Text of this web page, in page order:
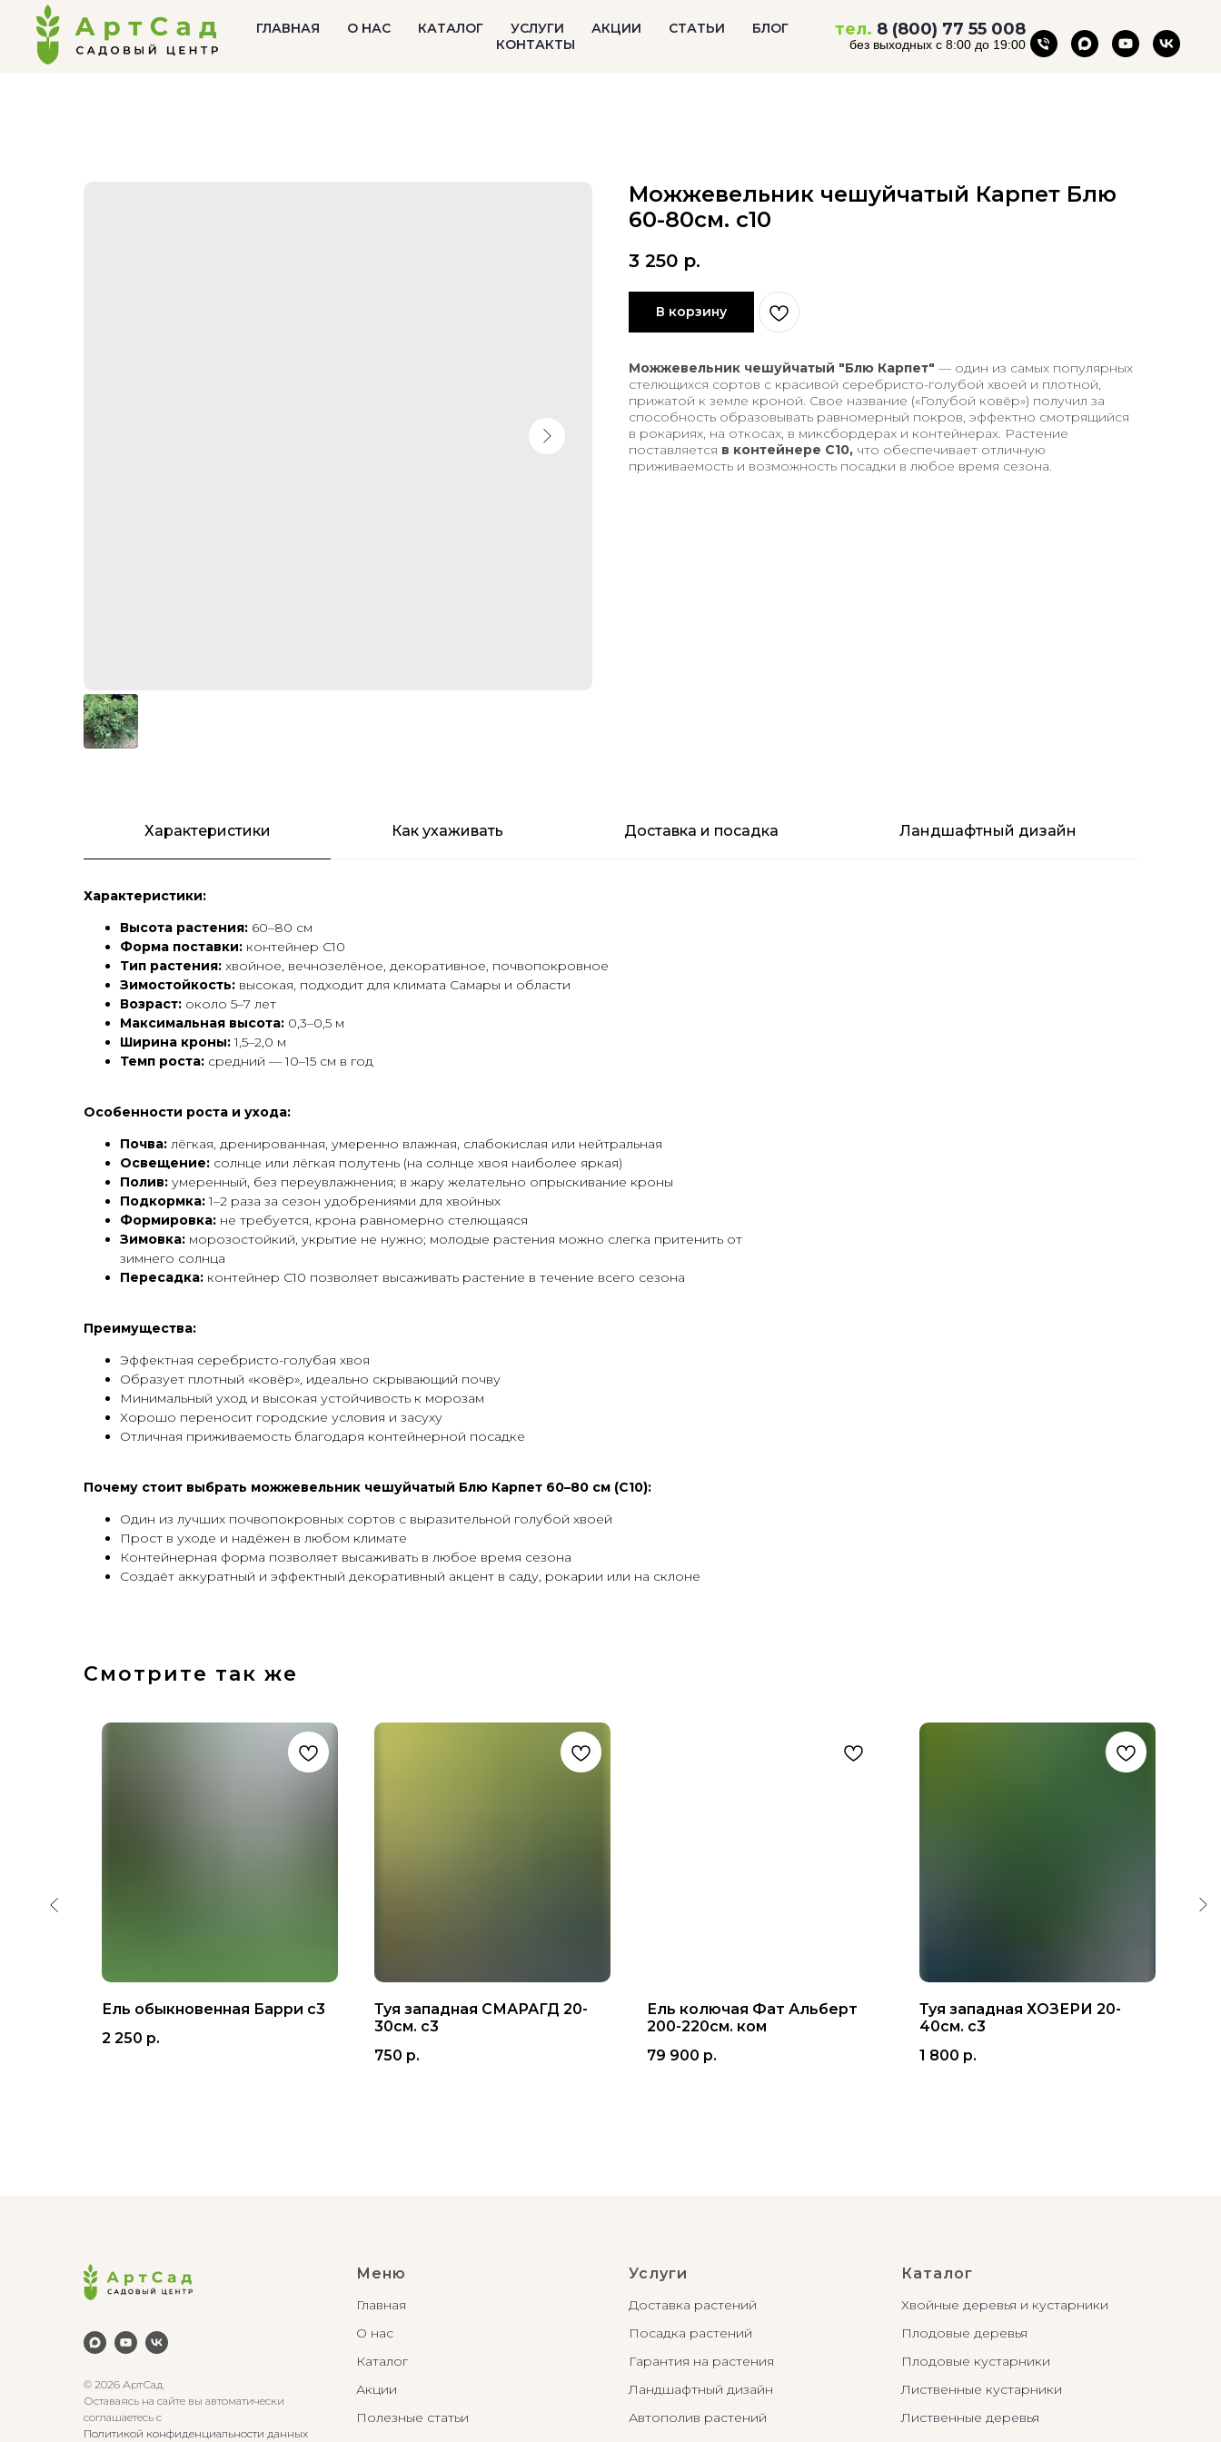
ГЛАВНАЯ О НАС КАТАЛОГ УСЛУГИ АКЦИИ СТАТЬИ
БЛОГ
КОНТАКТЫ
тел. 8 (800) 77 55 008
без выходных с 8:00 до 19:00
Можжевельник чешуйчатый Карпет Блю
60-80см. с10
3 250 р.
В корзину
Можжевельник чешуйчатый "Блю Карпет" — один из самых популярных
стелющихся сортов с красивой серебристо-голубой хвоей и плотной,
прижатой к земле кроной. Свое название («Голубой ковёр») получил за
способность образовывать равномерный покров, эффектно смотрящийся
в рокариях, на откосах, в миксбордерах и контейнерах. Растение
поставляется в контейнере С10, что обеспечивает отличную
приживаемость и возможность посадки в любое время сезона.
Характеристики Как ухаживать Доставка и посадка Ландшафтный дизайн
Характеристики:
Высота растения: 60–80 см
Форма поставки: контейнер С10
Тип растения: хвойное, вечнозелёное, декоративное, почвопокровное
Зимостойкость: высокая, подходит для климата Самары и области
Возраст: около 5–7 лет
Максимальная высота: 0,3–0,5 м
Ширина кроны:1,5–2,0 м
Темп роста: средний — 10–15 см в год
Особенности роста и ухода:
Почва: лёгкая, дренированная, умеренно влажная, слабокислая или нейтральная
Освещение: солнце или лёгкая полутень (на солнце хвоя наиболее яркая)
Полив: умеренный, без переувлажнения; в жару желательно опрыскивание кроны
Подкормка:1–2 раза за сезон удобрениями для хвойных
Формировка: не требуется, крона равномерно стелющаяся
Зимовка: морозостойкий, укрытие не нужно; молодые растения можно слегка притенить от
зимнего солнца
Пересадка: контейнер С10 позволяет высаживать растение в течение всего сезона
Преимущества:
Эффектная серебристо-голубая хвоя
Образует плотный «ковёр», идеально скрывающий почву
Минимальный уход и высокая устойчивость к морозам
Хорошо переносит городские условия и засуху
Отличная приживаемость благодаря контейнерной посадке
Почему стоит выбрать можжевельник чешуйчатый Блю Карпет 60–80 см (С10):
Один из лучших почвопокровных сортов с выразительной голубой хвоей
Прост в уходе и надёжен в любом климате
Контейнерная форма позволяет высаживать в любое время сезона
Создаёт аккуратный и эффектный декоративный акцент в саду, рокарии или на склоне
Смотрите так же
Ель обыкновенная Барри с3
2 250 р.
Туя западная СМАРАГД 20-
30см. с3
750 р.
Ель колючая Фат Альберт
200-220см. ком
79 900 р.
Туя западная ХОЗЕРИ 20-
40см. с3
1 800 р.
© 2026 АртСад
Оставаясь на сайте вы автоматически
соглашаетесь с
Политикой конфиденциальности данных
Меню
Главная
О нас
Каталог
Акции
Полезные статьи
Услуги
Доставка растений
Посадка растений
Гарантия на растения
Ландшафтный дизайн
Автополив растений
Каталог
Хвойные деревья и кустарники
Плодовые деревья
Плодовые кустарники
Лиственные кустарники
Лиственные деревья